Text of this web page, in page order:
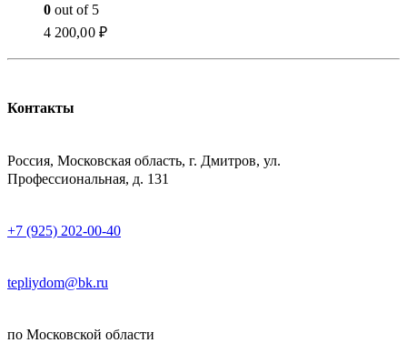
0 out of 5
4 200,00 ₽
Контакты
Россия, Московская область, г. Дмитров, ул.
Профессиональная, д. 131
+7 (925) 202-00-40
tepliydom@bk.ru
по Московской области